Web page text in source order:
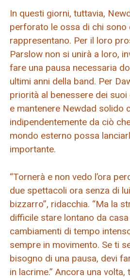
In questi giorni, tuttavia,
perforato le ossa di chi sono
rappresentano. Per il loro
Parslow non si unirà a loro,
fare una pausa necessaria
ultimi anni della band. Per
priorità al benessere dei
e mantenere Newdad solido
indipendentemente da ciò
mondo esterno possa
importante.
“Tornerà e non vedo l’ora
due spettacoli ora senza di
bizzarro”, ridacchia. “Ma la
difficile stare lontano da
cambiamenti di tempo
sempre in movimento. Se ti
bisogno di una pausa, devi
in lacrime.” Ancora una